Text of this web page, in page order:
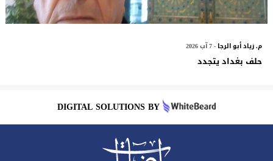
م. زياد أبو الرجا - 7 آب 2026
حلف بغداد يتجدد
DIGITAL SOLUTIONS BY